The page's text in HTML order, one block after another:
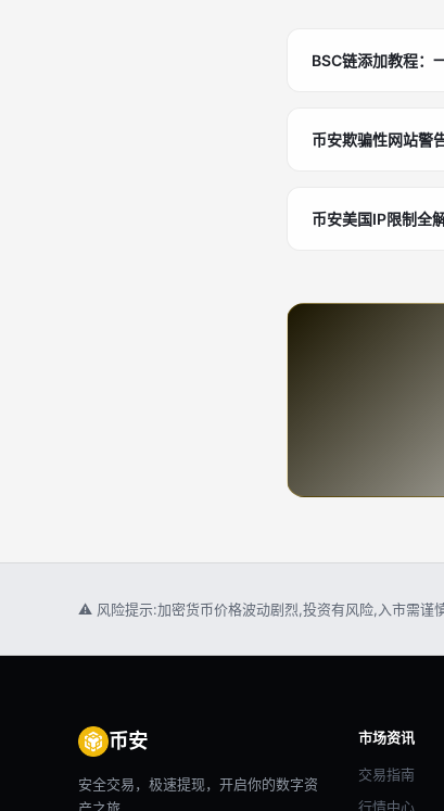
BSC链添加教程：
币安欺骗性网站警
币安美国IP限制全
⚠ 风险提示:加密货币价格波动剧烈,投资有风险,入市需谨
币安
安全交易，极速提现，开启你的数字资
市场资讯
交易指南
行情中心